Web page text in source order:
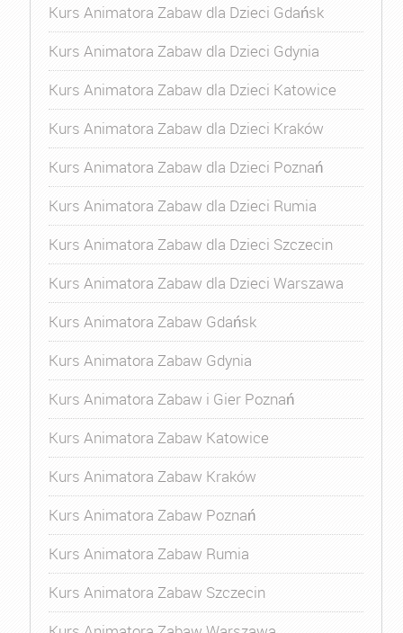
Kurs Animatora Zabaw dla Dzieci Gdańsk
Kurs Animatora Zabaw dla Dzieci Gdynia
Kurs Animatora Zabaw dla Dzieci Katowice
Kurs Animatora Zabaw dla Dzieci Kraków
Kurs Animatora Zabaw dla Dzieci Poznań
Kurs Animatora Zabaw dla Dzieci Rumia
Kurs Animatora Zabaw dla Dzieci Szczecin
Kurs Animatora Zabaw dla Dzieci Warszawa
Kurs Animatora Zabaw Gdańsk
Kurs Animatora Zabaw Gdynia
Kurs Animatora Zabaw i Gier Poznań
Kurs Animatora Zabaw Katowice
Kurs Animatora Zabaw Kraków
Kurs Animatora Zabaw Poznań
Kurs Animatora Zabaw Rumia
Kurs Animatora Zabaw Szczecin